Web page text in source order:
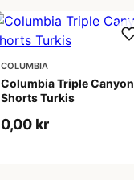
COLUMBIA
Columbia Triple Canyon
Shorts Turkis
0,00 kr